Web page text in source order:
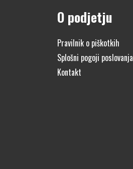
O podjetju
Pravilnik o piškotkih
Splošni pogoji poslovanja
Kontakt